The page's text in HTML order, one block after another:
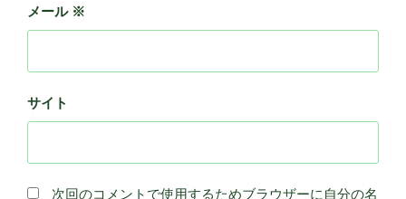
メール ※
サイト
次回のコメントで使用するためブラウザーに自分の名